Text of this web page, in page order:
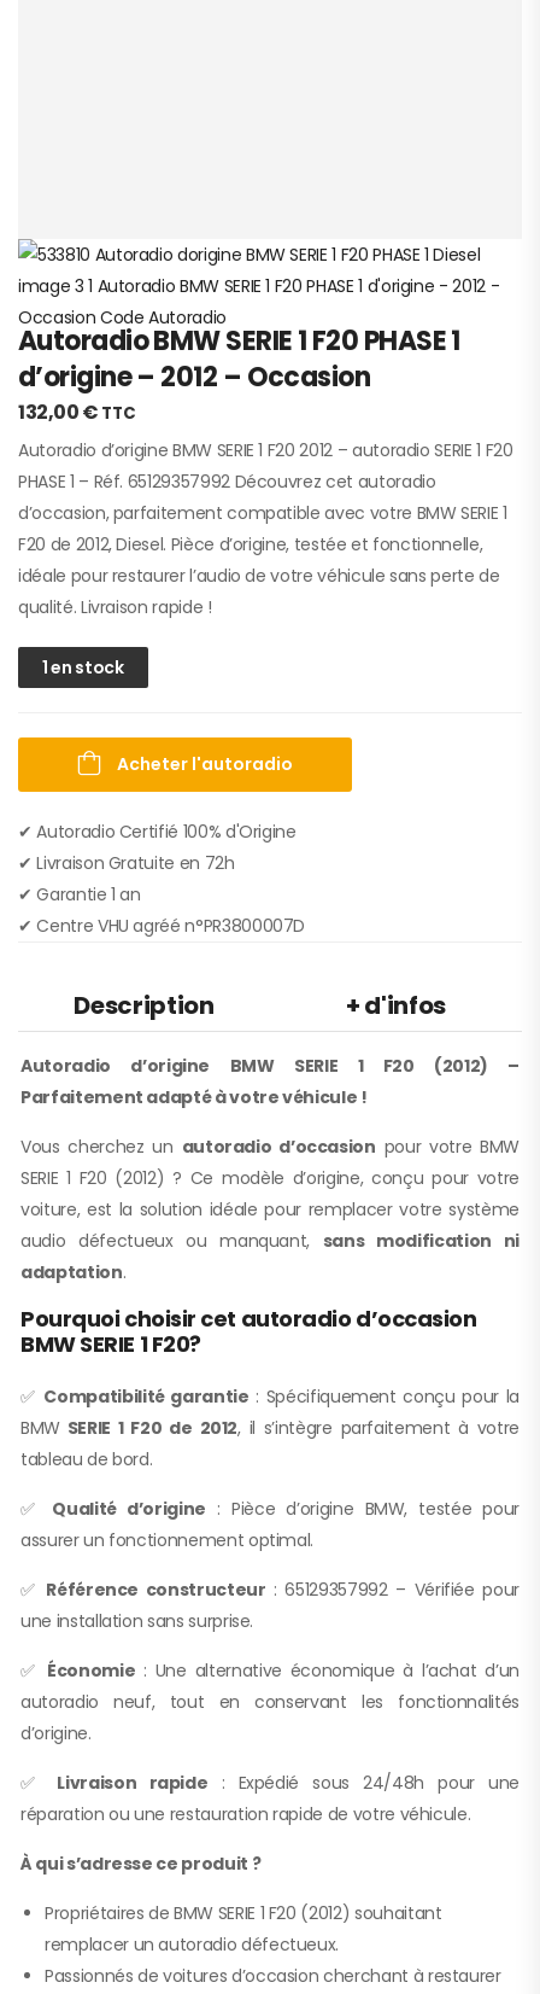
Autoradio BMW SERIE 1 F20 PHASE 1
d’origine – 2012 – Occasion
132,00€ TTC
Autoradio d’origine BMW SERIE 1 F20 2012 – autoradio SERIE 1 F20
PHASE 1 – Réf. 65129357992 Découvrez cet autoradio
d’occasion, parfaitement compatible avec votre BMW SERIE 1
F20 de 2012, Diesel. Pièce d’origine, testée et fonctionnelle,
idéale pour restaurer l’audio de votre véhicule sans perte de
qualité. Livraison rapide !
1 en stock
Acheter l'autoradio
✔ Autoradio Certifié 100% d'Origine
✔︎ Livraison Gratuite en 72h
✔︎ Garantie 1 an
✔︎ Centre VHU agréé n°PR3800007D
Description + d'infos
Autoradio d’origine BMW SERIE 1 F20 (2012) –
Parfaitement adapté à votre véhicule !
Vous cherchez un autoradio d’occasion pour votre BMW
SERIE 1 F20 (2012) ? Ce modèle d’origine, conçu pour votre
voiture, est la solution idéale pour remplacer votre système
audio défectueux ou manquant, sans modification ni
adaptation.
Pourquoi choisir cet autoradio d’occasion
BMW SERIE 1 F20?
✅ Compatibilité garantie : Spécifiquement conçu pour la
BMWSERIE 1 F20 de 2012, il s’intègre parfaitement à votre
tableau de bord.
✅ Qualité d’origine : Pièce d’origine BMW, testée pour
assurer un fonctionnement optimal.
✅ Référence constructeur : 65129357992 – Vérifiée pour
une installation sans surprise.
✅ Économie : Une alternative économique à l’achat d’un
autoradio neuf, tout en conservant les fonctionnalités
d’origine.
✅ Livraison rapide : Expédié sous 24/48h pour une
réparation ou une restauration rapide de votre véhicule.
À qui s’adresse ce produit ?
Propriétaires de BMW SERIE 1 F20 (2012) souhaitant
remplacer un autoradio défectueux.
Passionnés de voitures d’occasion cherchant à restaurer